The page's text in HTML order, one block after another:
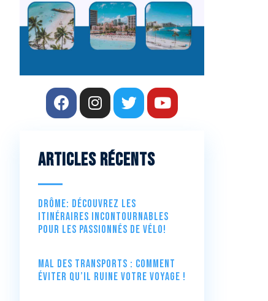
Articles récents
Drôme: Découvrez les
itinéraires incontournables
pour les passionnés de vélo!
Mal des transports : comment
éviter qu’il ruine votre voyage !